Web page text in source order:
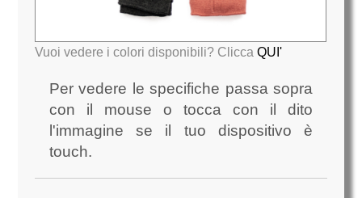
Vuoi vedere i colori disponibili? Clicca QUI'
Per vedere le specifiche passa sopra
con il mouse o tocca con il dito
l'immagine se il tuo dispositivo è
touch.